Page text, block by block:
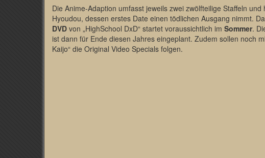
Die Anime-Adaption umfasst jeweils zwei zwölfteilige Staffeln
Hyoudou, dessen erstes Date einen tödlichen Ausgang nimmt.
DVD von „HighSchool DxD“ startet voraussichtlich im Sommer.
ist dann für Ende diesen Jahres eingeplant. Zudem sollen noch
Kaijo“ die Original Video Specials folgen.